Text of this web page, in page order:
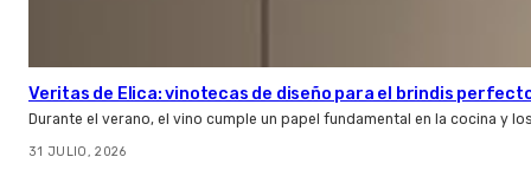
Veritas de Elica: vinotecas de diseño para el brindis
Durante el verano, el vino cumple un papel fundamental en la cocina y
31 JULIO, 2026